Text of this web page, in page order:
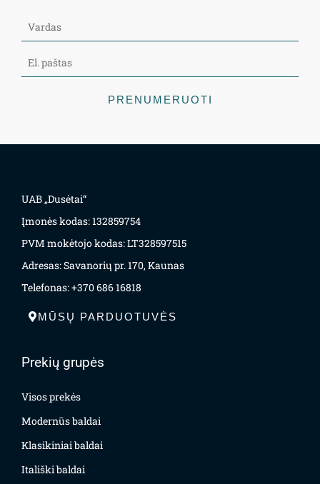
PRENUMERUOTI
UAB „Dusėtai“
Įmonės kodas: 132859754
PVM mokėtojo kodas: LT328597515
Adresas: Savanorių pr. 170, Kaunas
Telefonas: +370 686 16818
MŪSŲ PARDUOTUVĖS
Prekių grupės
Visos prekės
Modernūs baldai
Klasikiniai baldai
Itališki baldai